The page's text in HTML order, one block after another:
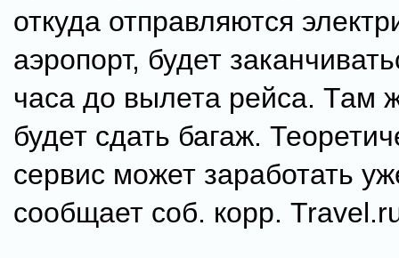
откуда отправляются
аэропорт, будет
часа до вылета рейса. Там
будет сдать багаж.
сервис может заработать
сообщает соб. корр.